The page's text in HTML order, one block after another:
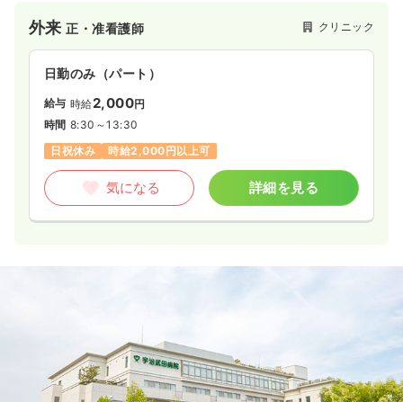
気になる 詳細を見る
透析 正・准看護師
日勤のみ（常勤）
給与 26.0 万円〜/月 賞与2回
オペ室(手術室) 正・准看護師
日勤のみ（常勤） 一時募集休止
外来正・准看護師 クリニック
日勤のみ（パート）
給与 時給2,000円
時間 8:30～13:30
日祝休み
時給2,000円以上可
気になる 詳細を見る